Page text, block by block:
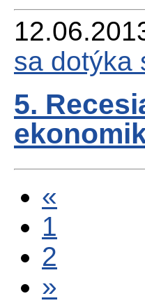
sa dotýka
5.
«
1
2
»